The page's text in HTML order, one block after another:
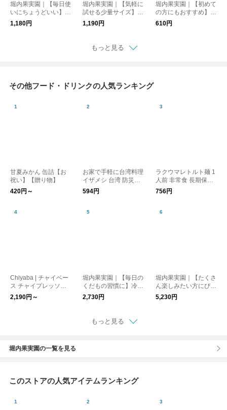
堀内果実園｜【毎日使
いにちょうどいい】冷
凍キウイ 500g
1,180円
堀内果実園｜【気軽に
試せる少量サイズ】冷
凍いちご(古都華) 200
1,190円
堀内果実園｜【初めて
の方にもおすすめ】冷
凍もも 200g
610円
もっと見る
その他フード・ドリンクの人気ランキング
甘夏みかん 缶詰【お
祝い】【贈り物】
420円～
お家で手軽に台湾料理
イザメシ 台湾 防災／I
ZAMESHI イザメシ
594円
ラクウマレトルト麺 1
人前 非常食 長期保存
食品 防災／Chef’sSto
ck シェフズストック
756円
Chiyaba | チャイベー
ス チャイプレッソベ
ース
2,190円～
堀内果実園｜【毎日の
くだもの習慣に】冷凍
ブルーベリー 500g
2,730円
堀内果実園｜【たくさ
ん楽しみたい方にぴっ
たり】冷凍もも 2kg
5,230円
もっと見る
堀内果実園の一覧を見る
このストアの人気アイテムランキング